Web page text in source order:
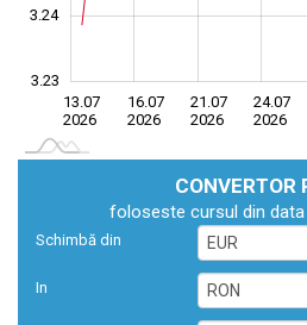
3.23
3.24
06.08
2026
13.07
2026
16.07
2026
21.07
2026
24.07
2026
CONVERTOR
foloseste cursul din
Schimbă din
In